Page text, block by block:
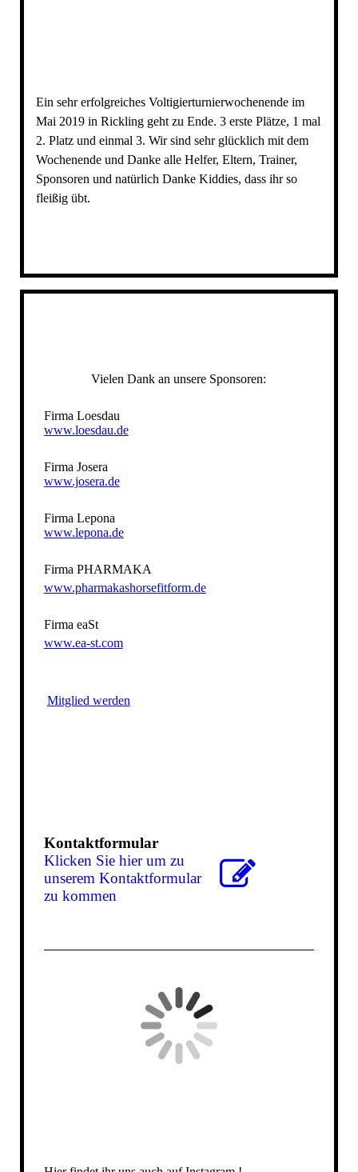
Ein sehr erfolgreiches Voltigierturnierwochenende im
Mai 2019 in Rickling geht zu Ende. 3 erste Plätze, 1 mal
2. Platz und einmal 3. Wir sind sehr glücklich mit dem
Wochenende und Danke alle Helfer, Eltern, Trainer,
Sponsoren und natürlich Danke Kiddies, dass ihr so
fleißig übt.
Vielen Dank an unsere Sponsoren:
Firma Loesdau
www.loesdau.de
Firma Josera
www.josera.de
Firma Lepona
www.lepona.de
Firma PHARMAKA
www.pharmakashorsefitform.de
Firma eaSt
www.ea-st.com
Mitglied werden
Kontaktformular
Klicken Sie hier um zu
unserem Kon­takt­for­mu­lar
zu kommen